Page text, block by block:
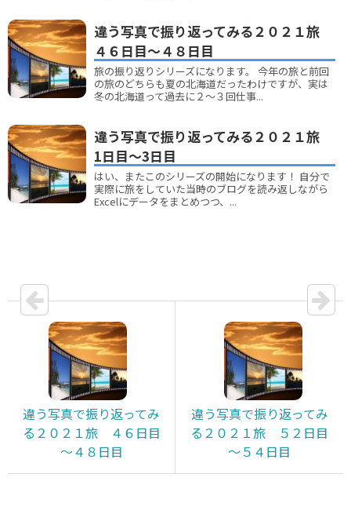
違う写真で振り返ってみる２０２１旅
４６日目～４８日目
旅の振り返りシリーズになります。 今年の旅と前回
の旅のどちらも夏の北海道だったわけですが、実は
冬の北海道って過去に２～３回仕事...
違う写真で振り返ってみる２０２１旅
1日目～3日目
はい、またこのシリーズの開始になります！ 自分で
実際に旅をしていた当時のブログを読み返しながら
Excelにデータをまとめつつ、...
違う写真で振り返ってみ
る２０２１旅 ４６日目
～４８日目
違う写真で振り返ってみ
る２０２１旅 ５２日目
～５４日目